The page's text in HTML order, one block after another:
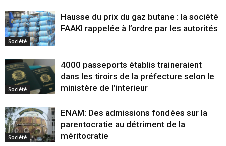
Société
Hausse du prix du gaz butane : la société
FAAKI rappelée à l’ordre par les autorités
Société
4000 passeports établis traineraient
dans les tiroirs de la préfecture selon le
ministère de l’interieur
Société
ENAM: Des admissions fondées sur la
parentocratie au détriment de la
méritocratie